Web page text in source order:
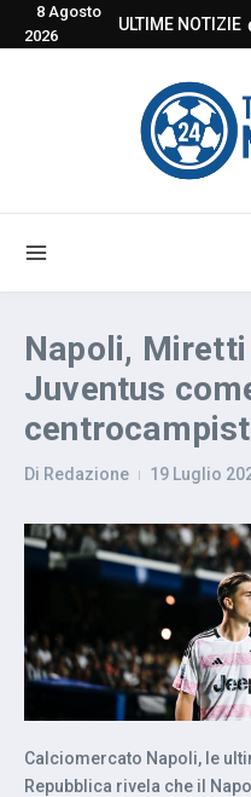
Salta al contenuto
8 Agosto
2026
ULTIME NOTIZIE
Napoli,
Juventus
Di Redazione 19 Luglio
Calciomercato Napoli, le
Repubblica rivela che il